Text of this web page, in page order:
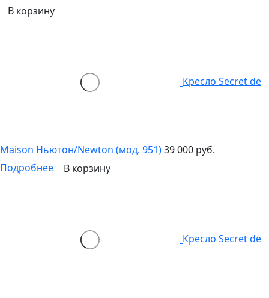
В корзину
Кресло Secret de
Maison Ньютон/Newton (мод. 951)39 000 руб.
Подробнее
В корзину
Кресло Secret de